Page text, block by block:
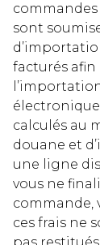
commandes
sont
facturés afin
électronique
calculés au
douane et
une ligne
vous ne
commande,
ces frais ne